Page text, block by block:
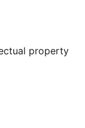
property